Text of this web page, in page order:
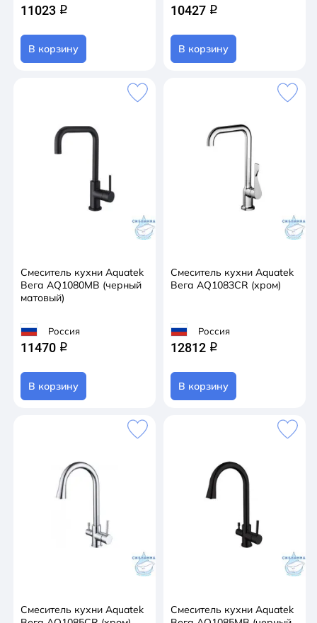
11023 q
В корзину
10427 q
В корзину
Смеситель кухни Aquatek
Вега AQ1080MB (черный
матовый)
Россия
11470 q
В корзину
Смеситель кухни Aquatek
Вега AQ1083CR (хром)
Россия
12812 q
В корзину
Смеситель кухни Aquatek
Смеситель кухни Aquatek